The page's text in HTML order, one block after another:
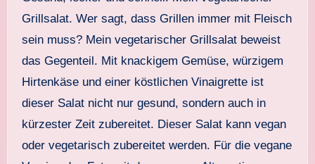
Grillsalat. Wer sagt, dass Grillen immer mit Fleisch
sein muss? Mein vegetarischer Grillsalat beweist
das Gegenteil. Mit knackigem Gemüse, würzigem
Hirtenkäse und einer köstlichen Vinaigrette ist
dieser Salat nicht nur gesund, sondern auch in
kürzester Zeit zubereitet. Dieser Salat kann vegan
oder vegetarisch zubereitet werden. Für die vegane